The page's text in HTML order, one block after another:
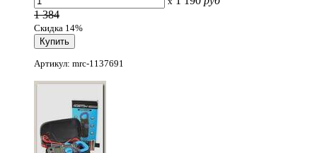
1 384
Скидка 14%
Артикул: mrc-1137691